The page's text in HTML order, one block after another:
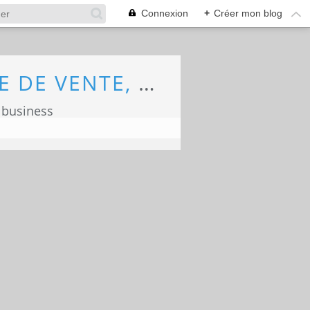
Connexion + Créer mon blog
ECONOMIE, MARKETING, COMMERCE, FORCE DE VENTE, ECOLOGIE